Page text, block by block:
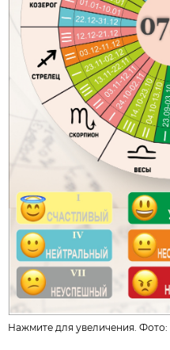
Нажмите для увеличения. Фото: